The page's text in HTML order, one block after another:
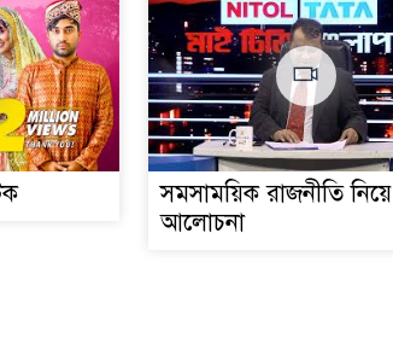
সমসাময়িক রাজনীতি নিয়ে
আলোচনা